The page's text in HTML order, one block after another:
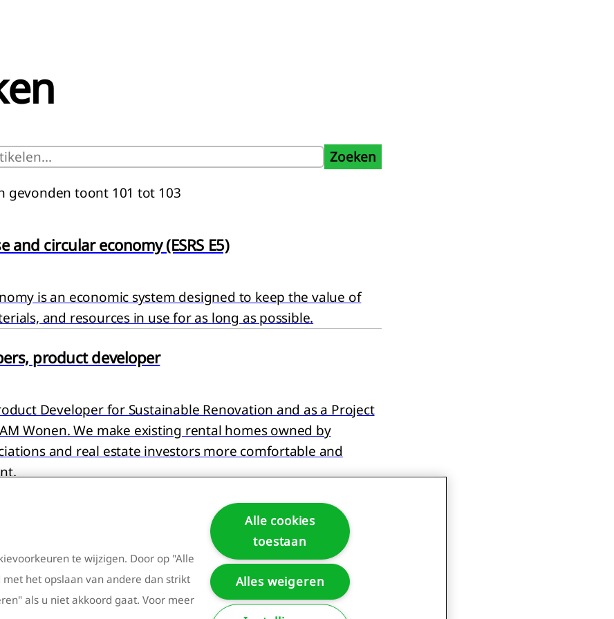
Zoeken
binnen artikelen.
gevonden toont 101 tot 103
and circular economy (ESRS E5)
van artikel:
is an economic system designed to keep the value of
and resources in use for as long as possible.
product developer
van artikel:Developer for Sustainable Renovation and as a Project
Wonen. We make existing rental homes owned by
and real estate investors more comfortable and
van artikel:
4 5 6 7 8 9 10 11
(Huidige pagina)
te wijzigen. Door op "Alle
het opslaan van andere dan strikt
als u niet akkoord gaat. Voor meer
Alle cookies
toestaan
Alles weigeren